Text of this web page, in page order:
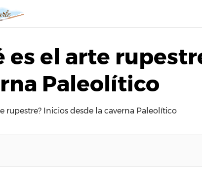
es el arte
Paleolítico
rupestre? Inicios desde la caverna Paleolítico